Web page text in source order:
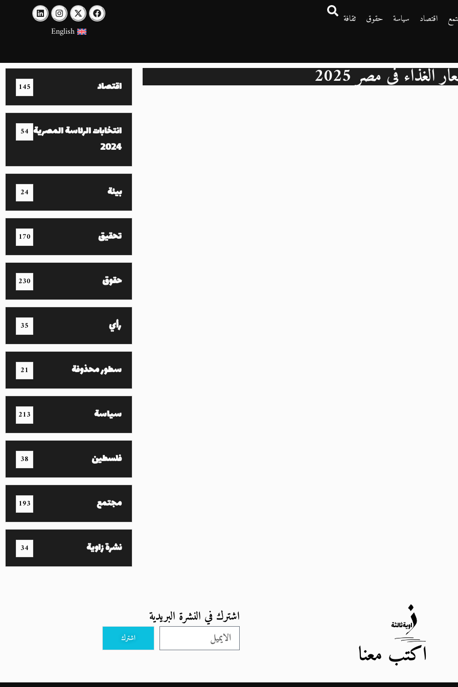
اقتصاد سياسة حقوق
ثقافة
English
الغذاء في مصر 2025 اقتصاد 145
انتخابات الرئاسة المصرية
2024
54
بيئة 24
تحقيق 170
حقوق 230
رأي 35
سطور محذوفة 21
سياسة 213
فلسطين 38
مجتمع 193
نشرة زاوية 34
اكتب معنا
اشترك في النشرة البريدية
اشترك